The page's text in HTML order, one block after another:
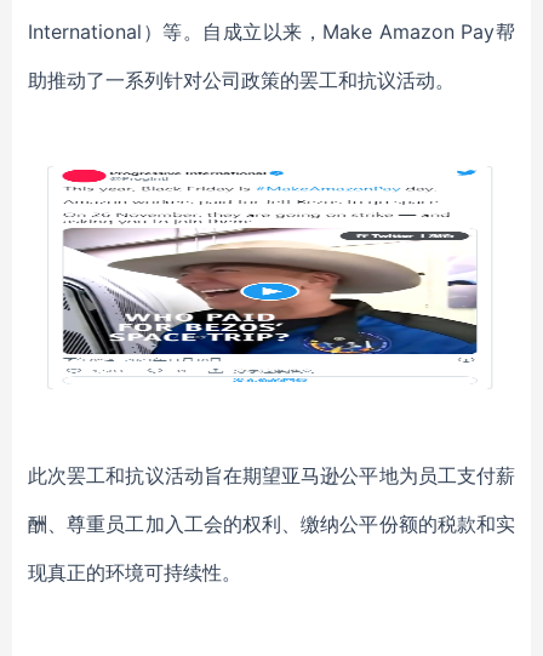
International）等。自成立以来，Make Amazon Pay帮
助推动了一系列针对公司政策的罢工和抗议活动。
此次罢工和抗议活动旨在期望亚马逊公平地为员工支付薪
酬、尊重员工加入工会的权利、缴纳公平份额的税款和实
现真正的环境可持续性。